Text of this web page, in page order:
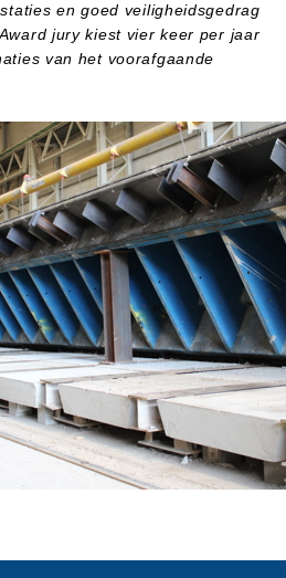
en goed veiligheidsgedrag
jury kiest vier keer per jaar
van het voorafgaande